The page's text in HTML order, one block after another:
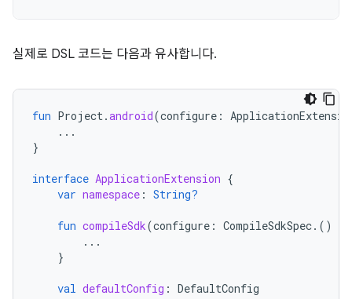
실제로 DSL 코드는 다음과 유사합니다.
fun Project.android(configure :
...
}
interface ApplicationExtension {
var namespace : String?
fun compileSdk(configure : CompileSdkSpec.()
...
}
val defaultConfig : DefaultConfig